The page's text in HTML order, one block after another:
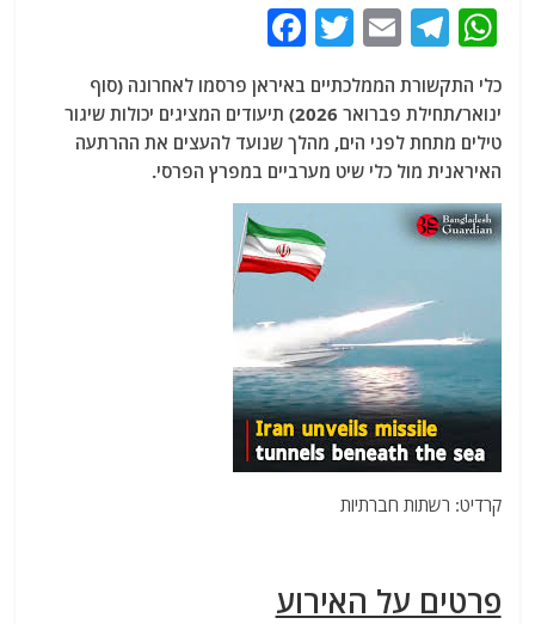
W
at
s
A
p
p
T
e
g
ra
m
E
m
ai
l
T
itt
er
c
e
b
o
o
כלי התקשורת הממלכתיים באיראן פרסמו לאחרונה (סוף
ינואר/תחילת פברואר 2026) תיעודים המציגים יכולות שיגור
טילים מתחת לפני הים, מהלך שנועד להעצים את ההרתעה
האיראנית מול כלי שיט מערביים במפרץ הפרסי.
קרדיט: רשתות חברתיות
פרטים על האירוע